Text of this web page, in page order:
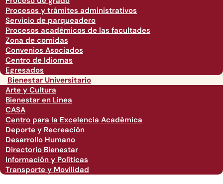
Procesos y trámites administrativos
Servicio de parqueadero
Procesos académicos de las facultades
Zona de comidas
Convenios Asociados
Centro de Idiomas
Egresados
Bienestar Universitario
Arte y Cultura
Bienestar en Linea
CASA
Centro para la Excelencia Académica
Deporte y Recreación
Desarrollo Humano
Directorio Bienestar
Información y Políticas
Transporte y Movilidad